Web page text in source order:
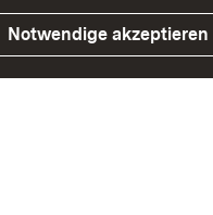
Notwendige akzeptieren